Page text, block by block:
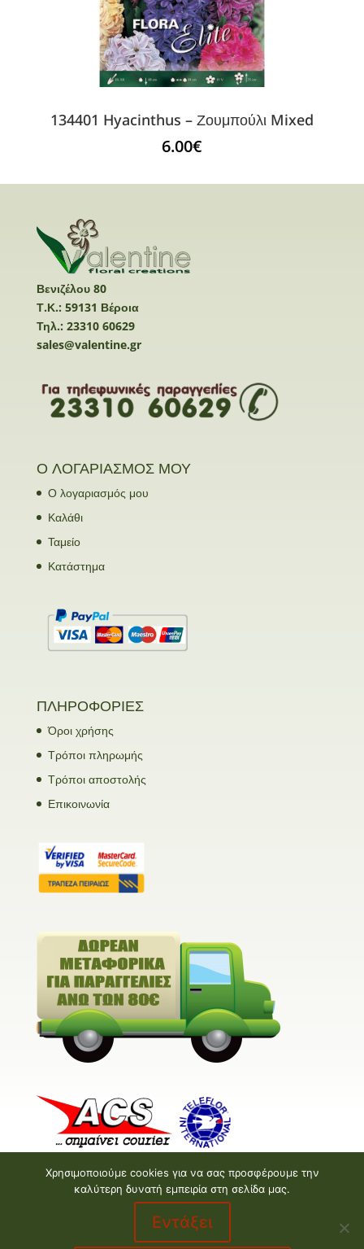
134401 Hyacinthus – Ζουμπούλι Mixed
6.00€
Βενιζέλου 80
Τ.Κ.: 59131 Βέροια
Τηλ.: 23310 60629
sales@valentine.gr
Ο ΛΟΓΑΡΙΑΣΜΟΣ ΜΟΥ
Ο λογαριασμός μου
Καλάθι
Ταμείο
Κατάστημα
ΠΛΗΡΟΦΟΡΙΕΣ
Όροι χρήσης
Τρόποι πληρωμής
Τρόποι αποστολής
Επικοινωνία
Valentine E-shop © 2026 | Design and Development
Χρησιμοποιούμε cookies για να σας προσφέρουμε την
καλύτερη δυνατή εμπειρία στη σελίδα μας.
Εντάξει